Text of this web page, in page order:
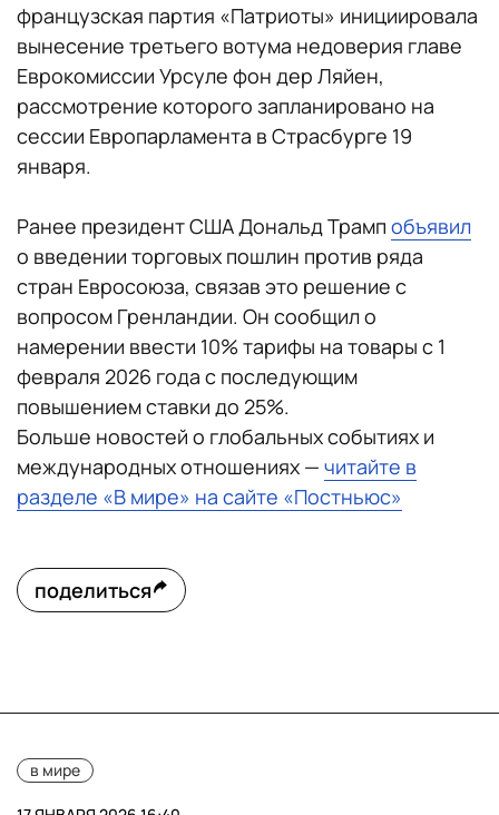
французская партия «Патриоты» инициировала
вынесение третьего вотума недоверия главе
Еврокомиссии Урсуле фон дер Ляйен,
рассмотрение которого запланировано на
сессии Европарламента в Страсбурге 19
января.
Ранее президент США Дональд Трамп объявил
о введении торговых пошлин против ряда
стран Евросоюза, связав это решение с
вопросом Гренландии. Он сообщил о
намерении ввести 10% тарифы на товары с 1
февраля 2026 года с последующим
повышением ставки до 25%.
Больше новостей о глобальных событиях и
международных отношениях — читайте в
разделе «В мире» на сайте «Постньюс»
поделиться
в мире